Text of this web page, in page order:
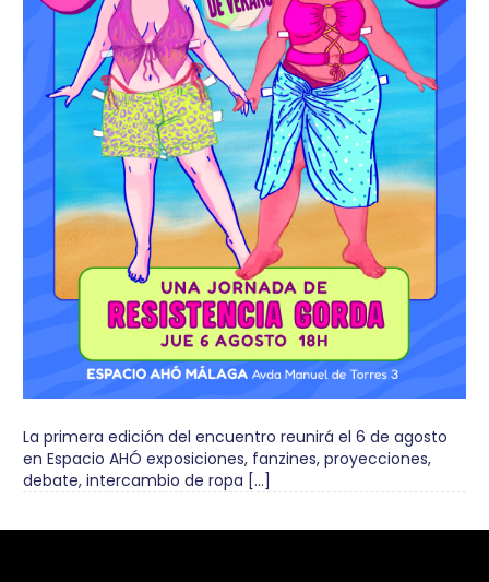
La primera edición del encuentro reunirá el 6 de agosto
en Espacio AHÓ exposiciones, fanzines, proyecciones,
debate, intercambio de ropa […]